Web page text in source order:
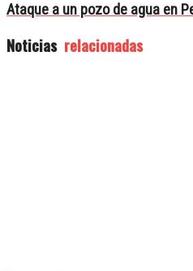
Ataque a un pozo de agua en
Noticias relacionadas